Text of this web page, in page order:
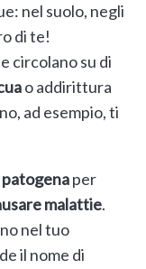
nel suolo, negli
di te!
circolano su di
o addirittura
ad esempio, ti
patogenaper
malattie.
nel tuo
il nome di